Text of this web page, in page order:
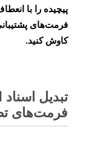
پیچیده را با
فرمت‌های
کاوش کنید.
فرمت‌های